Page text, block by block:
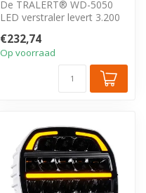
De TRALERT® WD-5050
LED verstraler levert 3.200
en uniek...
€232,74
Op voorraad